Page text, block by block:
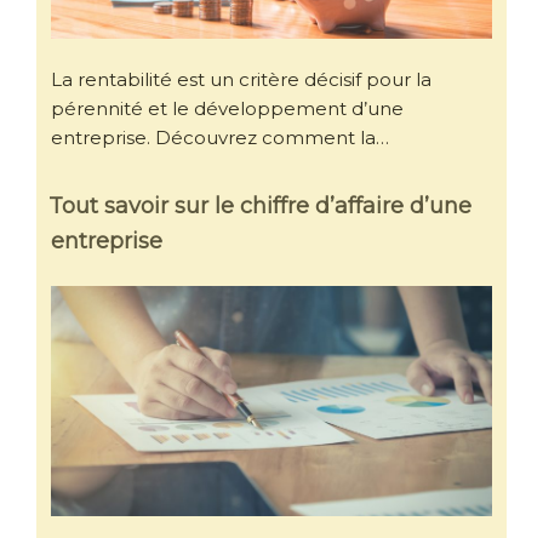
La rentabilité est un critère décisif pour la
pérennité et le développement d’une
entreprise. Découvrez comment la…
Tout savoir sur le chiffre d’affaire d’une
entreprise